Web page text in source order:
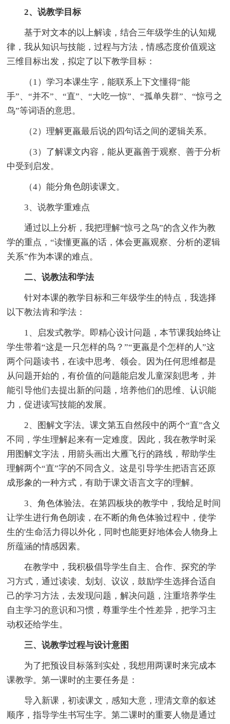
2、说教学目标
基于对文本的以上解读，结合三年级学生的认知规
律，我从知识与技能，过程与方法，情感态度价值观这
三维目标出发，拟定了以下教学目标：
（1）学习本课生字，能联系上下文懂得“能
手”、“并不”、“直”、“大吃一惊”、“孤单失群”、“惊弓之
鸟”等词语的意思。
（2）理解更羸最后说的四句话之间的逻辑关系。
（3）了解课文内容，能从更羸善于观察、善于分析
中受到启发。
（4）能分角色朗读课文。
3、说教学重难点
通过以上分析，我把理解“惊弓之鸟”的含义作为教
学的重点，“读懂更羸的话，体会更羸观察、分析的逻辑
关系”作为本课的难点。
二、说教法和学法
针对本课的教学目标和三年级学生的特点，我选择
以下教法肯和学法：
1、启发式教学。即精心设计问题，本节课我始终让
学生带着“这是一只怎样的鸟？”“更羸是个怎样的人”这
两个问题读书，在读中思考、领会。因为任何思维都是
从问题开始的，有价值的问题能启发儿童深刻思考，并
能引导他们去提出新的问题，培养他们的思维、认识能
力，促进读写技能的发展。
2、图解文字法。课文第五自然段中的两个“直”含义
不同，学生理解起来有一定难度。因此，我在教学时采
用图解文字法，用箭头画出大雁飞行的路线，帮助学生
理解两个“直”字的不同含义。这是引导学生把语言还原
成形象的一种方式，有助于课文语言文字的理解。
3、角色体验法。在第四板块的教学中，我给足时间
让学生进行角色朗读，在不断的角色体验过程中，使学
生的'生命活力得以外化，同时也能更好地体会人物身上
所蕴涵的情感因素。
在教学中，我积极倡导学生自主、合作、探究的学
习方式，通过读读、划划、议议，鼓励学生选择合适自
己的学习方法，去发现问题，解决问题，注重培养学生
自主学习的意识和习惯，尊重学生个性差异，把学习主
动权还给学生。
三、说教学过程与设计意图
为了把预设目标落到实处，我想用两课时来完成本
课教学。第一课时的主要任务是：
导入新课，初读课文，感知大意，理清文章的叙述
顺序，指导学生书写生字。第二课时的重要人物是通过